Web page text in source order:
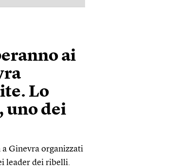
ai
Lo
uno dei
Ginevra organizzati
leader dei ribelli.